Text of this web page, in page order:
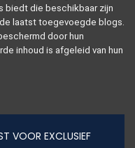
die beschikbaar zijn
laatst toegevoegde blogs.
door hun
inhoud is afgeleid van hun
VOOR EXCLUSIEF